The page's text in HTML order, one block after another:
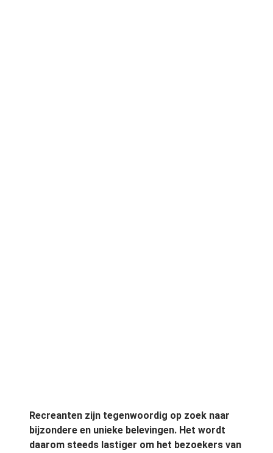
Recreanten zijn tegenwoordig op zoek naar
bijzondere en unieke belevingen. Het wordt
daarom steeds lastiger om het bezoekers van